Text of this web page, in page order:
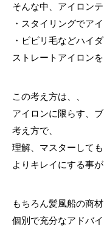
そんな中、アイロン
・スタイリングでア
・ビビリ毛などハイ
ストレートアイロン
この考え方は、、
アイロンに限らす、
考え方で、
理解、マスターして
よりキレイにする事
もちろん髪風船の商
個別で充分なアドバ